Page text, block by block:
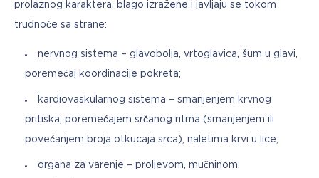
prolaznog karaktera, blago izražene i javljaju se tokom
trudnoće sa strane:
nervnog sistema – glavobolja, vrtoglavica, šum u glavi,
poremećaj koordinacije pokreta;
kardiovaskularnog sistema – smanjenjem krvnog
pritiska, poremećajem srčanog ritma (smanjenjem ili
povećanjem broja otkucaja srca), naletima krvi u lice;
organa za varenje – proljevom, mučninom,